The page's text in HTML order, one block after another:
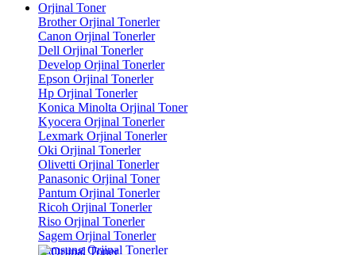
Orjinal Toner
Brother Orjinal Tonerler
Canon Orjinal Tonerler
Dell Orjinal Tonerler
Develop Orjinal Tonerler
Epson Orjinal Tonerler
Hp Orjinal Tonerler
Konica Minolta Orjinal Toner
Kyocera Orjinal Tonerler
Lexmark Orjinal Tonerler
Oki Orjinal Tonerler
Olivetti Orjinal Tonerler
Panasonic Orjinal Toner
Pantum Orjinal Tonerler
Ricoh Orjinal Tonerler
Riso Orjinal Tonerler
Sagem Orjinal Tonerler
Samsung Orjinal Tonerler